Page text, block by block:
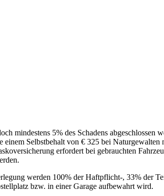
mindestens 5% des Schadens abgeschlossen
Selbstbehalt von € 325 bei Naturgewalten
erfordert bei gebrauchten
werden 100% der Haftpflicht-, 33% der
bzw. in einer Garage aufbewahrt wird.